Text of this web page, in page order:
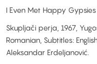
I Even Met Happy Gypsies
Skupljači perja, 1967,
Romanian, Subtitles:
Aleksandar Erdeljanović.